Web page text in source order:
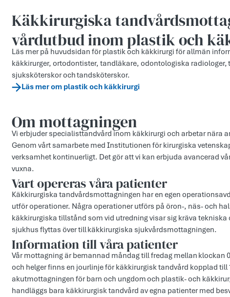
Käkkirurgiska
vårdutbud inom plastik och
Läs mer på huvudsidan för plastik och käkkirurgi för allmän
käkkirurger, ortodontister, tandläkare, odontologiska radiologer,
sjuksköterskor och tandsköterskor.
Läs mer om plastik och käkkirurgi
Om mottagningen
Vi erbjuder specialisttandvård inom käkkirurgi och arbetar nära
Genom vårt samarbete med Institutionen för kirurgiska
verksamhet kontinuerligt. Det gör att vi kan erbjuda avancerad
vuxna.
Vart opereras våra patienter
Käkkirurgiska tandvårdsmottagningen har en egen
utför operationer. Några operationer utförs på öron-, näs- och
käkkirurgiska tillstånd som vid utredning visar sig kräva
sjukhus flyttas över till käkkirurgiska sjukvårdsmottagningen.
Information till våra patienter
Vår mottagning är bemannad måndag till fredag mellan klockan
och helger finns en jourlinje för käkkirurgisk tandvård kopplad
akutmottagningen för barn och ungdom och plastik- och
handläggs bara käkkirurgisk tandvård av egna patienter med